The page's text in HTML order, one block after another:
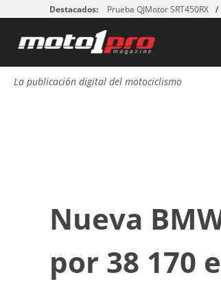
Destacados: Prueba QJMotor SRT450RX
La publicación digital del motociclismo
Nueva
por 38 170